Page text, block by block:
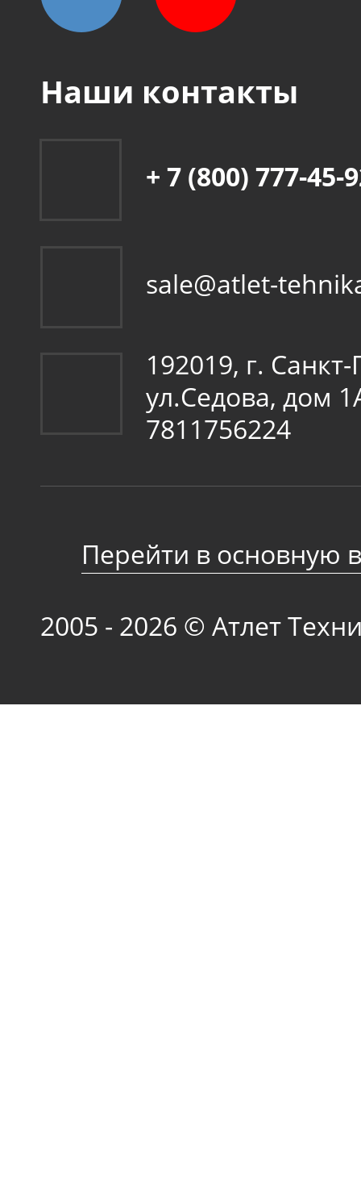
Наши контакты
+ 7 (800) 777-45-
sale@atlet-
192019, г.
ул.Седова, дом
7811756224
Перейти в основную
2005 - 2026 © Атлет